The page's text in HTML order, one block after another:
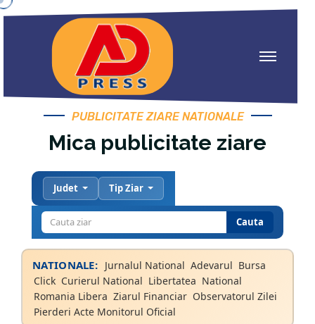
PUBLICITATE ZIARE NATIONALE
Mica publicitate ziare
Judet Tip Ziar
Cauta
NATIONALE: Jurnalul National Adevarul Bursa
Click Curierul National Libertatea National
Romania Libera Ziarul Financiar Observatorul Zilei
Pierderi Acte Monitorul Oficial